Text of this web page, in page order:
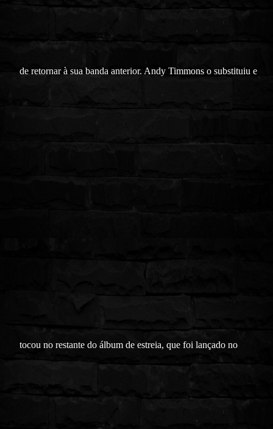
de retornar à sua banda anterior. Andy Timmons o substituiu e
tocou no restante do álbum de estreia, que foi lançado no